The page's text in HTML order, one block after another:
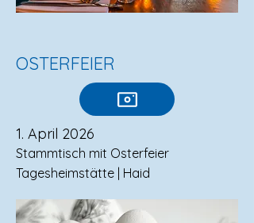
OSTERFEIER
1. April 2026
Stammtisch mit Osterfeier
Tagesheimstätte | Haid